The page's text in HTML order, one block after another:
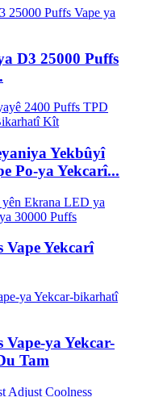
D3 25000 Puffs
Yekbûyî
Po-ya Yekcarî...
Vape Yekcarî
ya Yekcar-
Tam